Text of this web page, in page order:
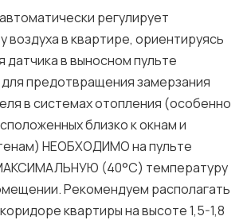
регулирует
воздуха в квартире, ориентируясь
датчика в выносном пульте
предотвращения замерзания
в системах отопления (особенно
близко к окнам и
НЕОБХОДИМО на пульте
(40°С) температуру
Рекомендуем располагать
квартиры на высоте 1,5-1,8